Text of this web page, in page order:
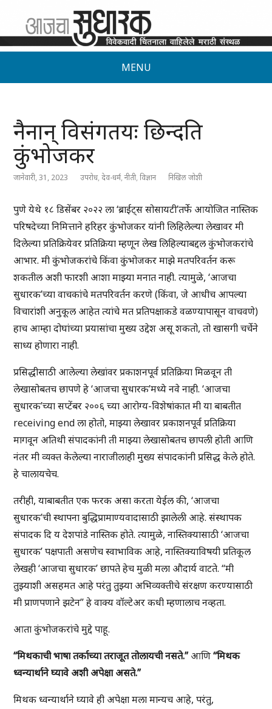
MENU
नैनान् विसंगतयः छिन्दति
कुंभोजकर
जानेवारी, 31, 2023 उपरोध,देव-धर्म,नीती,विज्ञान निखिल जोशी
पुणे येथे १८ डिसेंबर २०२२ ला ‘ब्राईट्स सोसायटी’तर्फे आयोजित नास्तिक
परिषदेच्या निमित्ताने हरिहर कुंभोजकर यांनी लिहिलेल्या लेखावर मी
दिलेल्या प्रतिक्रियेवर प्रतिक्रिया म्हणून लेख लिहिल्याबद्दल कुंभोजकरांचे
आभार. मी कुंभोजकरांचे किंवा कुंभोजकर माझे मतपरिवर्तन करू
शकतील अशी फारशी आशा माझ्या मनात नाही. त्यामुळे, ‘आजचा
सुधारक’च्या वाचकांचे मतपरिवर्तन करणे (किंवा, जे आधीच आपल्या
विचारांशी अनुकूल आहेत त्यांचे मत प्रतिपक्षाकडे वळण्यापासून वाचवणे)
हाच आम्हा दोघांच्या प्रयासांचा मुख्य उद्देश असू शकतो, तो खासगी चर्चेने
साध्य होणारा नाही.
प्रसिद्धीसाठी आलेल्या लेखांवर प्रकाशनपूर्व प्रतिक्रिया मिळवून ती
लेखासोबतच छापणे हे ‘आजचा सुधारक’मध्ये नवे नाही. ‘आजचा
सुधारक’च्या सप्टेंबर २००६ च्या आरोग्य-विशेषांकात मी या बाबतीत
receiving end ला होतो, माझ्या लेखावर प्रकाशनपूर्व प्रतिक्रिया
मागवून अतिथी संपादकांनी ती माझ्या लेखासोबतच छापली होती आणि
नंतर मी व्यक्त केलेल्या नाराजीलाही मुख्य संपादकांनी प्रसिद्ध केले होते.
हे चालायचेच.
तरीही, याबाबतीत एक फरक असा करता येईल की, ‘आजचा
सुधारक’ची स्थापना बुद्धिप्रामाण्यवादासाठी झालेली आहे. संस्थापक
संपादक दि य देशपांडे नास्तिक होते. त्यामुळे, नास्तिक्यासाठी ‘आजचा
सुधारक’ पक्षपाती असणेच स्वाभाविक आहे, नास्तिक्याविषयी प्रतिकूल
लेखही ‘आजचा सुधारक’ छापते हेच मुळी मला औदार्य वाटते. “मी
तुझ्याशी असहमत आहे परंतु तुझ्या अभिव्यक्तीचे संरक्षण करण्यासाठी
मी प्राणपणाने झटेन” हे वाक्य वॉल्टेअर कधी म्हणालाच नव्हता.
आता कुंभोजकरांचे मुद्दे पाहू.
“मिथकाची भाषा तर्काच्या तराजूत तोलायची नसते.” आणि“मिथक
ध्वन्यार्थाने घ्यावे अशी अपेक्षा असते.”
मिथक ध्वन्यार्थाने घ्यावे ही अपेक्षा मला मान्यच आहे, परंतु,